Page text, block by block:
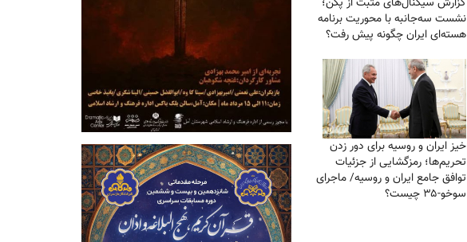
نشست سه‌جانبه با محوریت برنامه
هسته‌ای ایران چگونه پیش رفت؟
خیز ایران و روسیه برای دور زدن
تحریم‌ها؛ رمزگشایی از جزئیات
توافق جامع ایران و روسیه/ ماجرای
سوخو-۳۵ چیست؟